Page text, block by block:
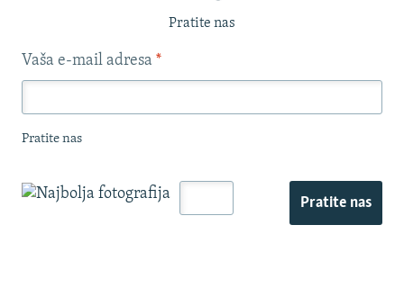
Pratite nas
Vaša e-mail adresa *
Pratite nas
Pratite nas